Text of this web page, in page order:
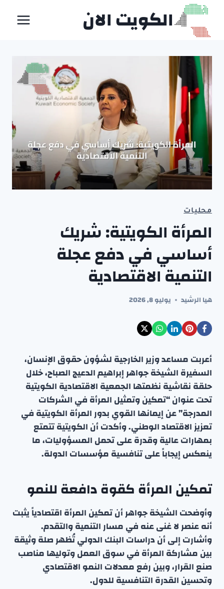
التجاوز
المحتوى
الكويت الان
محليات
المرأة الكويتية: شريك
أساسي في دفع عجلة
التنمية الاقتصادية
هيا الرشيد يوليو 8, 2026
أعربت مساعد وزير الخارجية لشؤون حقوق الإنسان،
السفيرة الشيخة جواهر إبراهيم الدعيج الصباح، خلال
حلقة نقاشية نظمتها الجمعية الاقتصادية الكويتية
تحت عنوان “تمكين وتمثيل المرأة في الشركات
المدرجة” عن إيمانها القوي بدور المرأة الكويتية في
تعزيز الاقتصاد الوطني. وأكدت أن الكويتية تتمتع
بمهارات عالية وقدرة على تحمل المسؤوليات، ما
ينعكس إيجاباً على تنافسية مؤسسات الدولة.
تمكين المرأة كقوة دافعة للنمو
وأوضحت الشيخة جواهر أن تمكين المرأة اقتصادياً يثبت
أنه عنصر لا غنى عنه في مسار التنمية والتقدم.
وأشارت إلى أن دراسات البنك الدولي تُظهر صلة وثيقة
بين مشاركة المرأة في سوق العمل وتوليها مناصب
صنع القرار، وبين رفع معدلات النمو الاقتصادي
وتحسين القدرة التنافسية للدول.